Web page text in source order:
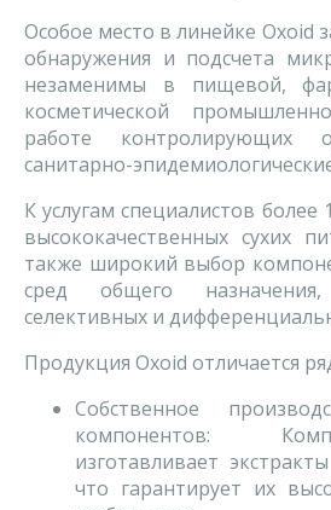
Особое место в линейке Oxoid
обнаружения и подсчета
незаменимы в пищевой,
косметической
работе контролирующих
санитарно-
К услугам специалистов
высококачественных сухих
также широкий выбор
сред общего назначения,
селективных и
Продукция Oxoid отличается
Собственное
компонентов:
изготавливает
что гарантирует их